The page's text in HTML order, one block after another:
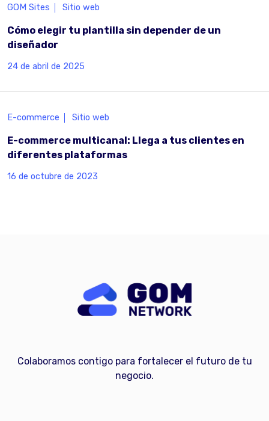
GOM Sites Sitio web
Cómo elegir tu plantilla sin depender de un
diseñador
24 de abril de 2025
E-commerce Sitio web
E-commerce multicanal: Llega a tus clientes en
diferentes plataformas
16 de octubre de 2023
Colaboramos contigo para fortalecer el futuro de tu
negocio.